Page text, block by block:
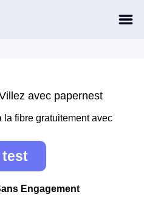
avec papernest
la fibre gratuitement avec
test
Engagement